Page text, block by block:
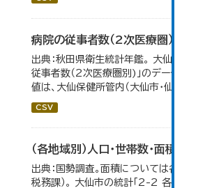
病院の従事者数（2次医療圏）
出典：秋田県衛生統計年鑑。 大仙市の統
従事者数（2次医療圏別)」のデータを参照
値は、大仙保健所管内（大仙市・仙北市・美
CSV
（各地域別）人口・世帯数・面積・人口
出典：国勢調査。面積については各年１月１
税務課）。 大仙市の統計「2-2 各地域別人